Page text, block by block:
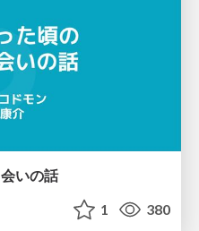
いの話
1 380